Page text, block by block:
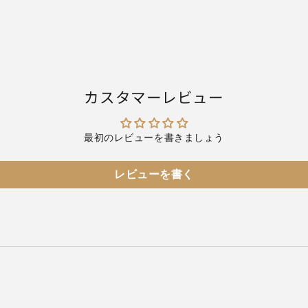
カスタマーレビュー
最初のレビューを書きましょう
レビューを書く